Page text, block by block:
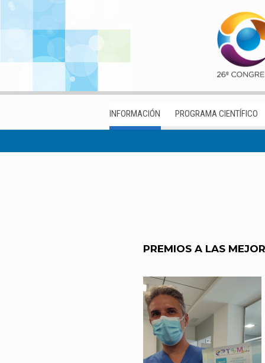
INFORMACIÓN PROGRAMA CIENTÍFICO
PREMIOS A LAS